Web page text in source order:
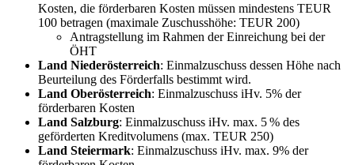
Kosten, die förderbaren Kosten müssen mindestens TEUR
100 betragen (maximale Zuschusshöhe: TEUR 200)
Antragstellung im Rahmen der Einreichung bei der
ÖHT
Land Niederösterreich: Einmalzuschuss dessen Höhe nach
Beurteilung des Förderfalls bestimmt wird.
Land Oberösterreich: Einmalzuschuss iHv. 5% der
förderbaren Kosten
Land Salzburg: Einmalzuschuss iHv. max. 5 % des
geförderten Kreditvolumens (max. TEUR 250)
Land Steiermark: Einmalzuschuss iHv. max. 9% der